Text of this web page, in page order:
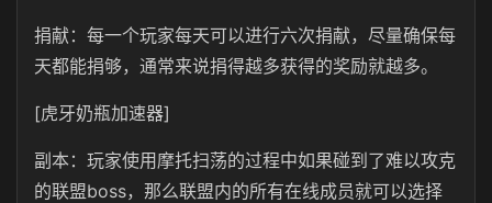
捐献：每一个玩家每天可以进行六次捐献，尽量确保每
天都能捐够，通常来说捐得越多获得的奖励就越多。
[虎牙奶瓶加速器]
副本：玩家使用摩托扫荡的过程中如果碰到了难以攻克
的联盟boss，那么联盟内的所有在线成员就可以选择